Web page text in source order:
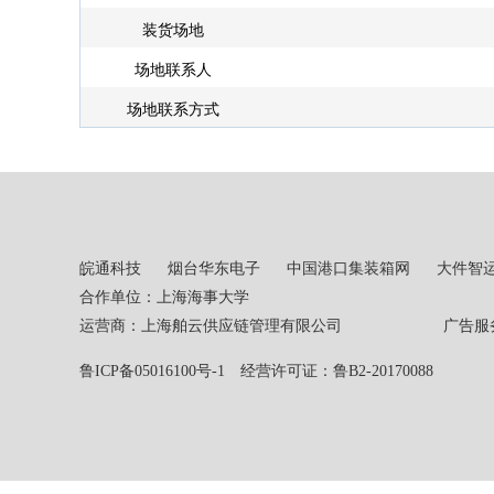
装货场地
场地联系人
场地联系方式
皖通科技 烟台华东电子 中国港口集装箱网
大件智
合作单位：上海海事大学
运营商：上海舶云供应链管理有限公司 广告服务热
鲁ICP备05016100号-1 经营许可证：鲁B2-20170088